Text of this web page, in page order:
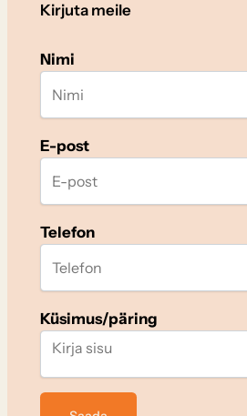
Kirjuta meile
Nimi
E-post
Telefon
Küsimus/päring